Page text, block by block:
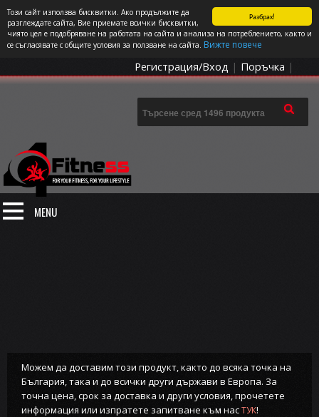
Разбрах!
Този сайт използва бисквитки. Ако продължите да
разглеждате сайта, Вие приемате всички бисквитки,
чиято цел е подобряване на работата на сайта и анализа на потреблението, както и
се съгласявате с общите условия за ползване на сайта. Вижте повече
СПОРТЪТ И ДОБАВКИТЕ КАТО НАЧИН НА ЖИВОТ
0 артикула Цена: 0.00€
Регистрация/Вход | Поръчка |
MENU
Можем да доставим този продукт, както до всяка точка на
България, така и до всички други държави в Европа. За
точна цена, срок за доставка и други условия, прочетете
информация или изпратете запитване към насТУК!